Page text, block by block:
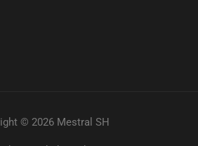
© 2026 Mestral SH